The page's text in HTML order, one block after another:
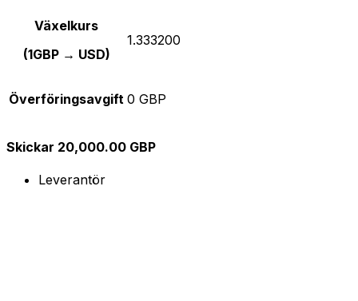
Växelkurs
(1GBP → USD)
1.333200
Överföringsavgift 0 GBP
Skickar 20,000.00 GBP
Leverantör